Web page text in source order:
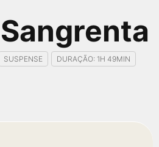
SUSPENSE DURAÇÃO: 1H 49MIN